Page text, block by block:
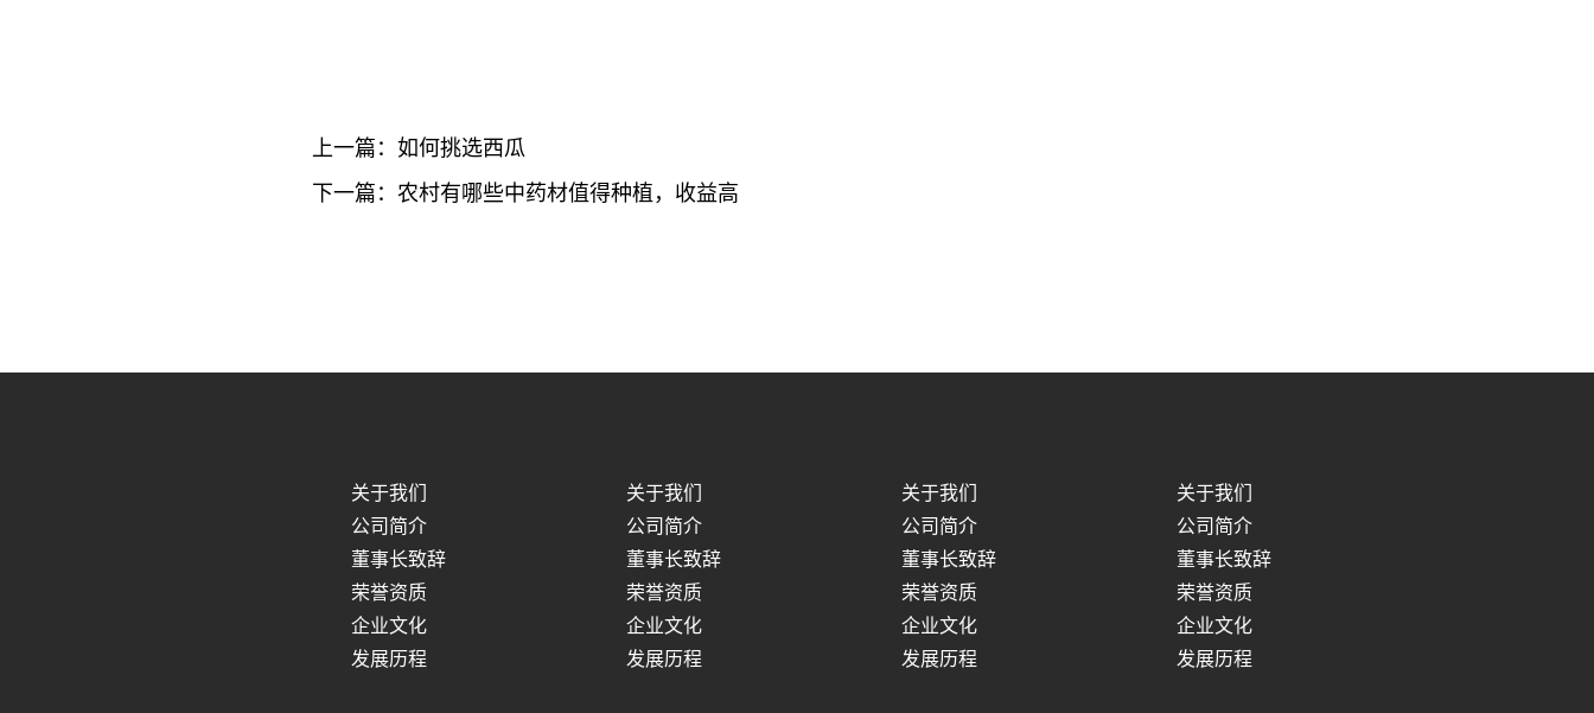
上一篇： 如何挑选西瓜
下一篇： 农村有哪些中药材值得种植，收益高
关于我们
公司简介
董事长致辞
荣誉资质
企业文化
发展历程
关于我们
公司简介
董事长致辞
荣誉资质
企业文化
发展历程
关于我们
公司简介
董事长致辞
荣誉资质
企业文化
发展历程
关于我们
公司简介
董事长致辞
荣誉资质
企业文化
发展历程